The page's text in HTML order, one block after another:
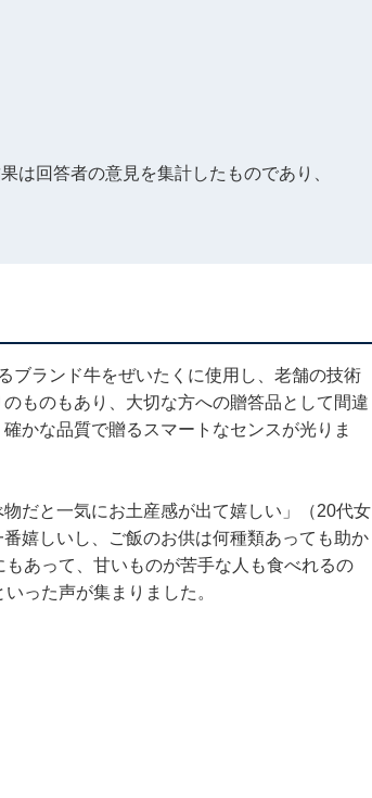
は回答者の意見を集計したものであり、
ブランド牛をぜいたくに使用し、老舗の技術
ものもあり、大切な方への贈答品として間違
かな品質で贈るスマートなセンスが光りま
だと一気にお土産感が出て嬉しい」（20代女
嬉しいし、ご飯のお供は何種類あっても助か
あって、甘いものが苦手な人も食べれるの
った声が集まりました。